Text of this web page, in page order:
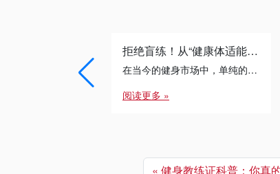
拒绝盲练！从“健康体适能”到“运动康复”：专业健身教练的必修进阶之路
在当今的健身市场中，单纯的“带练”已经无法满足客户的需求。无论是减脂瓶颈期的突破，还是针对久坐人群的体态矫正， […]
阅读更多 »
健身教练证科普：你真